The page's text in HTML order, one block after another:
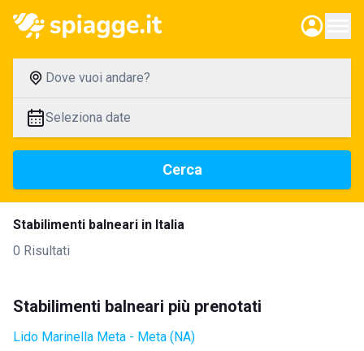
Dove vuoi andare?
Seleziona date
Cerca
Stabilimenti balneari in Italia
0 Risultati
Stabilimenti balneari più prenotati
Lido Marinella Meta - Meta (NA)